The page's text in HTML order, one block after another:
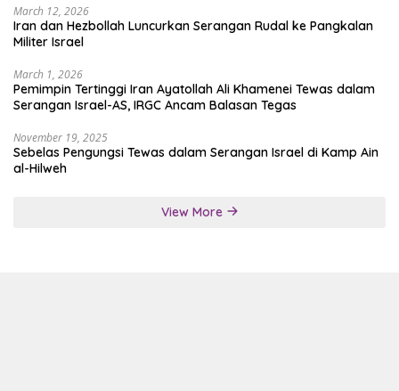
March 12, 2026
Iran dan Hezbollah Luncurkan Serangan Rudal ke Pangkalan
Militer Israel
March 1, 2026
Pemimpin Tertinggi Iran Ayatollah Ali Khamenei Tewas dalam
Serangan Israel-AS, IRGC Ancam Balasan Tegas
November 19, 2025
Sebelas Pengungsi Tewas dalam Serangan Israel di Kamp Ain
al-Hilweh
View More